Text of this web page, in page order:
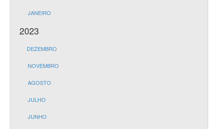
JANEIRO
2023
DEZEMBRO
NOVEMBRO
AGOSTO
JULHO
JUNHO